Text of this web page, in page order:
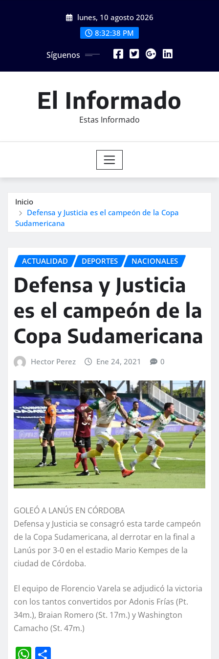
lunes, 10 agosto 2026
8:32:40 PM
Síguenos
El Informado
Estas Informado
Inicio
Defensa y Justicia es el campeón de la Copa
Sudamericana
ACTUALIDAD DEPORTES NACIONALES
Defensa y Justicia
es el campeón de la
Copa Sudamericana
Hector Perez Ene 24, 2021 0
GOLEÓ A LANÚS EN CÓRDOBA
Defensa y Justicia se consagró esta tarde campeón
de la Copa Sudamericana, al derrotar en la final a
Lanús por 3-0 en el estadio Mario Kempes de la
ciudad de Córdoba.
El equipo de Florencio Varela se adjudicó la victoria
con los tantos convertidos por Adonis Frías (Pt.
34m.), Braian Romero (St. 17m.) y Washington
Camacho (St. 47m.)
W